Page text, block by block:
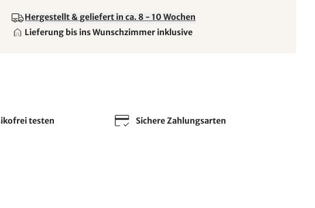
Hergestellt & geliefert in ca. 8 - 10 Wochen
Lieferung bis ins Wunschzimmer inklusive
testen Sichere Zahlungsarten